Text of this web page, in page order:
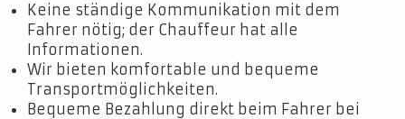
Keine ständige Kommunikation mit dem
Fahrer nötig; der Chauffeur hat alle
Informationen.
Wir bieten komfortable und bequeme
Transportmöglichkeiten.
Bequeme Bezahlung direkt beim Fahrer bei